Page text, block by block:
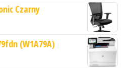
Czarny
(W1A79A)